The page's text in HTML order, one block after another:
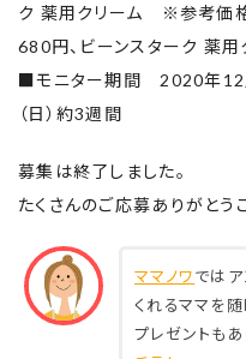
ク 薬用クリーム ※参考価
680円、ビーンスターク 薬
■モニター期間 2020年12
（日）約3週間
募集は終了しました。
たくさんのご応募ありがとう
ママノワでは
くれるママを
プレゼントもあ